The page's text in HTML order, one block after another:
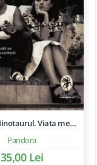
Pandora
Dora si Minotaurul. Viata mea cu Picasso - Slavenka Drakulić
35,00 Lei